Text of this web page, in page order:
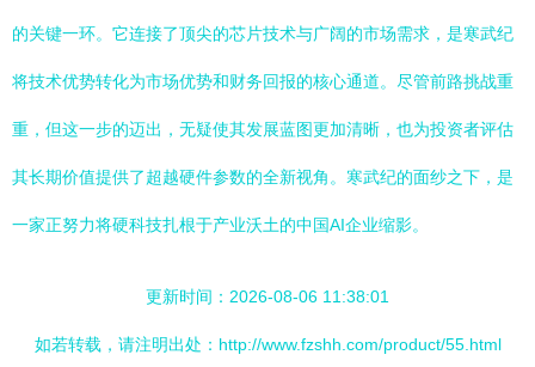
的关键一环。它连接了顶尖的芯片技术与广阔的市场需求，是寒武纪
将技术优势转化为市场优势和财务回报的核心通道。尽管前路挑战重
重，但这一步的迈出，无疑使其发展蓝图更加清晰，也为投资者评估
其长期价值提供了超越硬件参数的全新视角。寒武纪的面纱之下，是
一家正努力将硬科技扎根于产业沃土的中国AI企业缩影。
更新时间：2026-08-06 11:38:01
如若转载，请注明出处：http://www.fzshh.com/product/55.html